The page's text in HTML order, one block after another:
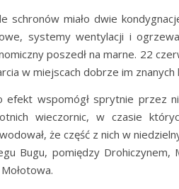
schronów miało dwie
systemy wentylacji i
poszedł na marne. 22
w miejscach dobrze im
efekt wspomógł sprytnie przez
wieczornic, w czasie
że część z nich w
Bugu, pomiędzy Drohiczynem,